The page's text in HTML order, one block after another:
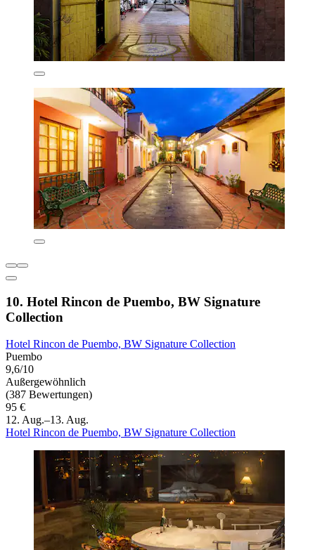
10. Hotel Rincon de Puembo, BW Signature
Collection
Hotel Rincon de Puembo, BW Signature Collection
Puembo
9,6/10
Außergewöhnlich
(387 Bewertungen)
95 €
12. Aug.–13. Aug.
Hotel Rincon de Puembo, BW Signature Collection